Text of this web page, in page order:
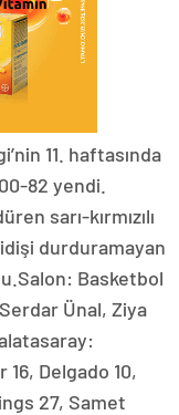
11. haftasında
82 yendi.
sarı-kırmızılı
durduramayan
Basketbol
Ünal, Ziya
Delgado 10,
27, Samet